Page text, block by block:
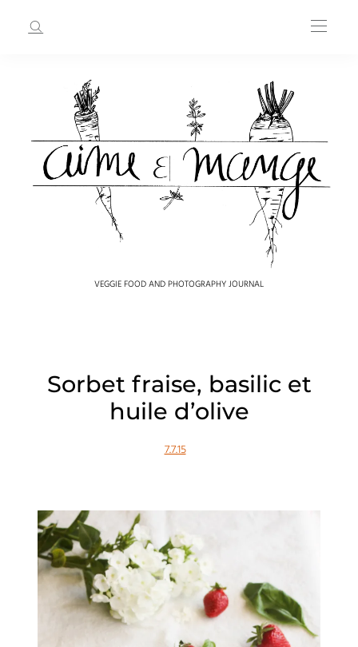
VEGGIE FOOD AND PHOTOGRAPHY JOURNAL
Sorbet fraise, basilic et
huile d’olive
7.7.15